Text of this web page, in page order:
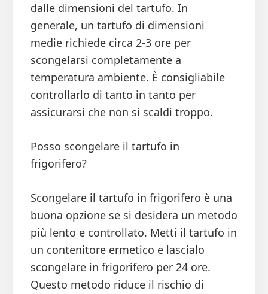
dalle dimensioni del tartufo. In
generale, un tartufo di dimensioni
medie richiede circa 2-3 ore per
scongelarsi completamente a
temperatura ambiente. È consigliabile
controllarlo di tanto in tanto per
assicurarsi che non si scaldi troppo.
Posso scongelare il tartufo in
frigorifero?
Scongelare il tartufo in frigorifero è una
buona opzione se si desidera un metodo
più lento e controllato. Metti il tartufo in
un contenitore ermetico e lascialo
scongelare in frigorifero per 24 ore.
Questo metodo riduce il rischio di